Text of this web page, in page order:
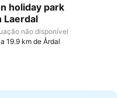
aos favoritos
holiday park
Laerdal
não disponível
19.9 km de Årdal